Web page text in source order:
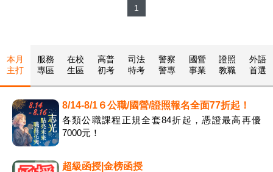
1
本月
主打
服務
專區
在校
生區
高普
初考
司法
特考
警察
警專
國營
事業
證照
教職
外語
首選
8/14-8/1６公職/國營/證照報名全面77折起！
各類公職課程正規全套84折起，憑證最高再優
7000元！
超級函授|金榜函授